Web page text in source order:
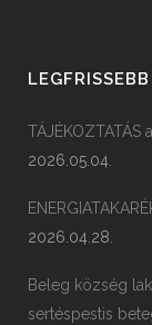
2026.05.04.
2026.04.28.
Beleg község
sertéspestis